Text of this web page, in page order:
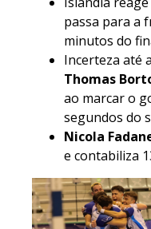
passa para a
minutos do
Incerteza até
Thomas
ao marcar o
segundos do
Nicola
e contabiliza